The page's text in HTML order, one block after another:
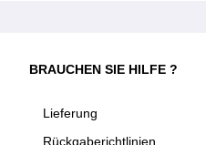
BRAUCHEN SIE HILFE ?
Lieferung
Rückgaberichtlinien